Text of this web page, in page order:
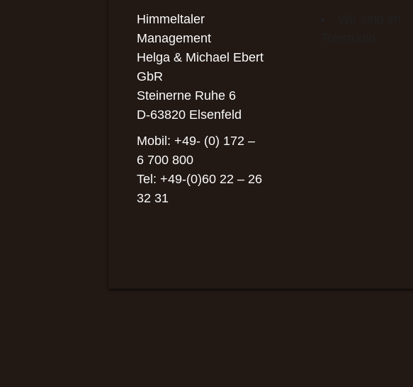
Himmeltaler
Management
Helga & Michael Ebert
GbR
Steinerne Ruhe 6
D-63820 Elsenfeld
Mobil: +49- (0) 172 –
6 700 800
Tel: +49-(0)60 22 – 26
32 31